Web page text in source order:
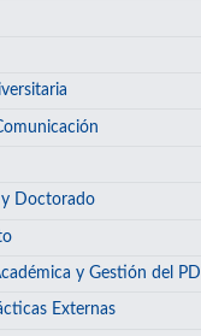
y Doctorado
y Gestión del PDI
Externas